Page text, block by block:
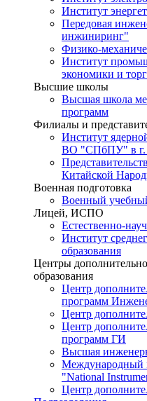
Институт
Передовая
инжиниринг"
Физико-
Институт
экономики и
Высшие школы
Высшая школа
программ
Филиалы и
Институт
ВО "СПбПУ" в г.
Китайской
Военная подготовка
Военный
Лицей, ИСПО
Естественно-
Институт
образования
Центры
образования
Центр
программ
Центр
Центр
программ ГИ
Высшая
Международный
"National
Центр